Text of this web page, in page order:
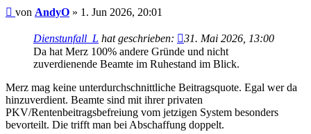
Beitrag
von AndyO » 1. Jun 2026, 20:01
Dienstunfall_L hat geschrieben:
31. Mai 2026, 13:00
Da hat Merz 100% andere Gründe und nicht
zuverdienende Beamte im Ruhestand im Blick.
Merz mag keine unterdurchschnittliche Beitragsquote. Egal wer da
hinzuverdient. Beamte sind mit ihrer privaten
PKV/Rentenbeitragsbefreiung vom jetzigen System besonders
bevorteilt. Die trifft man bei Abschaffung doppelt.